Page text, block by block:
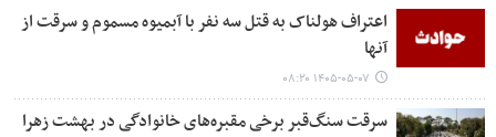
اعتراف هولناک به قتل سه نفر با آبمیوه مسموم و سرقت از
آنها
۱۴۰۵-۰۵-۰۷ ۰۸:۲۰
سرقت سنگ‌قبر برخی مقبره‌های خانوادگی در بهشت زهرا